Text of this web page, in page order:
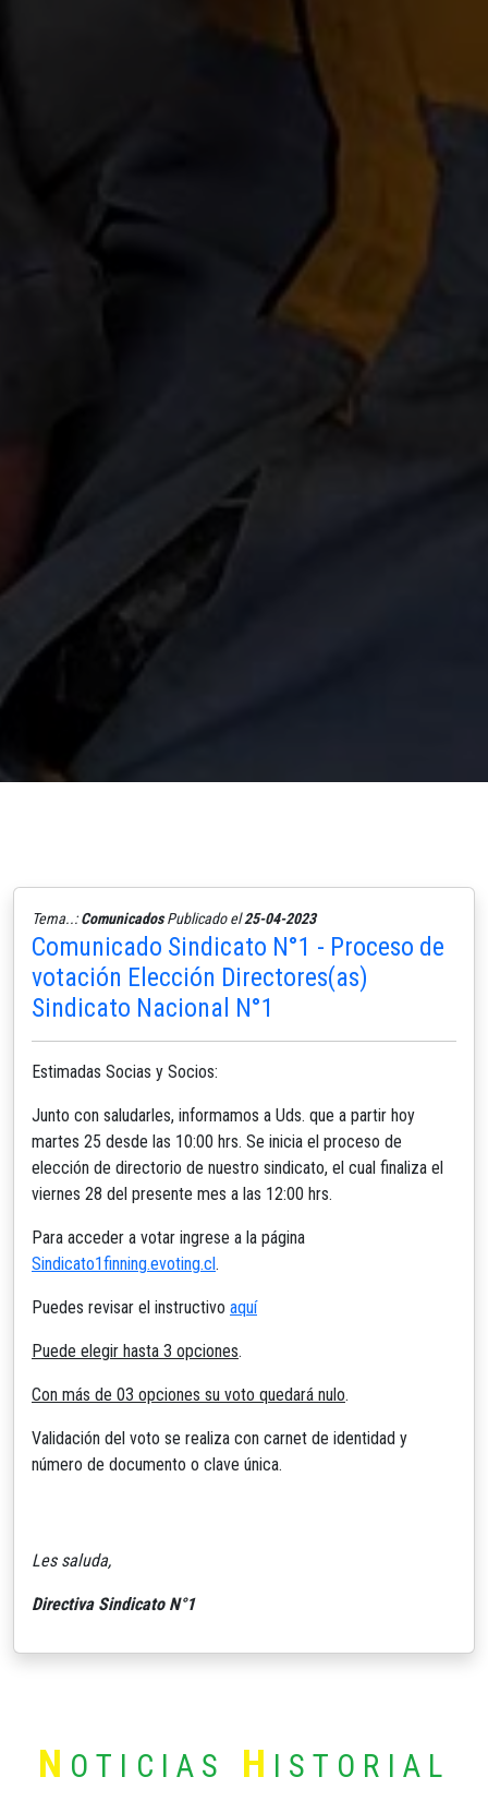
Tema..:ComunicadosPublicado el25-04-2023
Comunicado Sindicato N°1 - Proceso de
votación Elección Directores(as)
Sindicato Nacional N°1
Estimadas Socias y Socios:
Junto con saludarles, informamos a Uds. que a partir hoy
martes 25 desde las 10:00 hrs. Se inicia el proceso de
elección de directorio de nuestro sindicato, el cual finaliza el
viernes 28 del presente mes a las 12:00 hrs.
Para acceder a votar ingrese a la página
Sindicato1finning.evoting.cl.
Puedes revisar el instructivo aquí
Puede elegir hasta 3 opciones.
Con más de 03 opciones su voto quedará nulo.
Validación del voto se realiza con carnet de identidad y
número de documento o clave única.
Les saluda,
Directiva Sindicato N°1
N OTICIAS H ISTORIAL